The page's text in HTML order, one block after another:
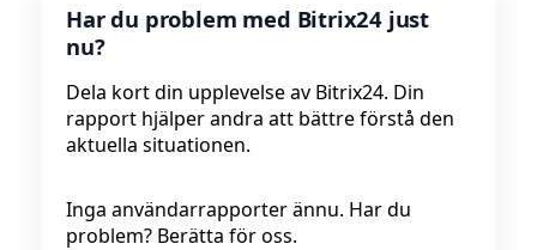
Har du problem med Bitrix24 just
nu?
Dela kort din upplevelse av Bitrix24. Din
rapport hjälper andra att bättre förstå den
aktuella situationen.
Inga användarrapporter ännu. Har du
problem? Berätta för oss.